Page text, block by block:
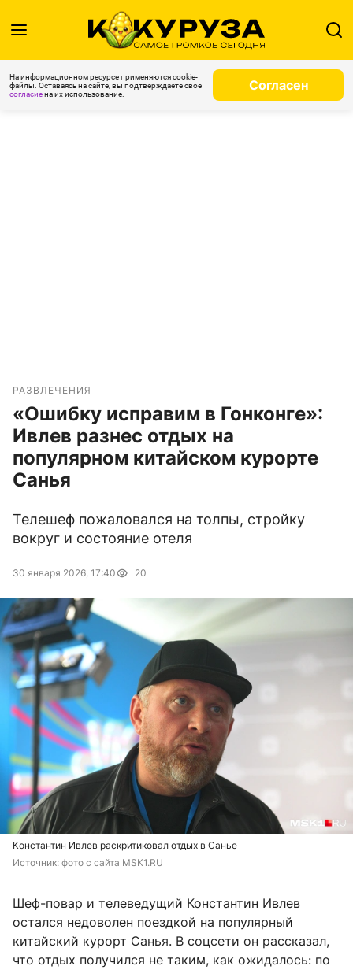
На информационном ресурсе применяются cookie-
файлы. Оставаясь на сайте, вы подтверждаете свое
согласиена их использование.
Согласен
РАЗВЛЕЧЕНИЯ
«Ошибку исправим в Гонконге»:
Ивлев разнес отдых на
популярном китайском курорте
Санья
Телешеф пожаловался на толпы, стройку
вокруг и состояние отеля
30 января 2026, 17:40 20
Константин Ивлев раскритиковал отдых в Санье
Источник: фото с сайта MSK1.RU
Шеф-повар и телеведущий Константин Ивлев
остался недоволен поездкой на популярный
китайский курорт Санья. В соцсети он рассказал,
что отдых получился не таким, как ожидалось: по